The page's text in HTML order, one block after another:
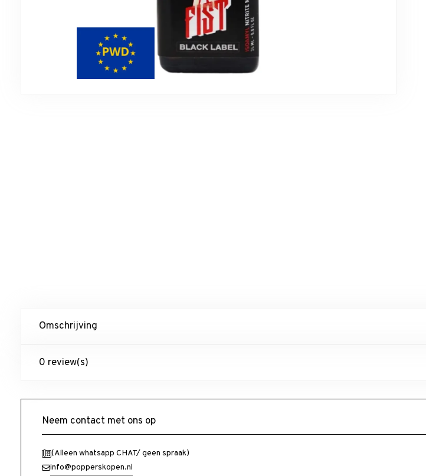
Omschrijving
0 review(s)
Neem contact met ons op
(Alleen whatsapp CHAT/ geen spraak)
info@popperskopen.nl